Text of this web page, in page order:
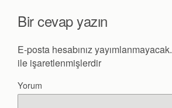
Bir cevap yazın
E-posta hesabınız yayımlanmayacak.
ile işaretlenmişlerdir
Yorum